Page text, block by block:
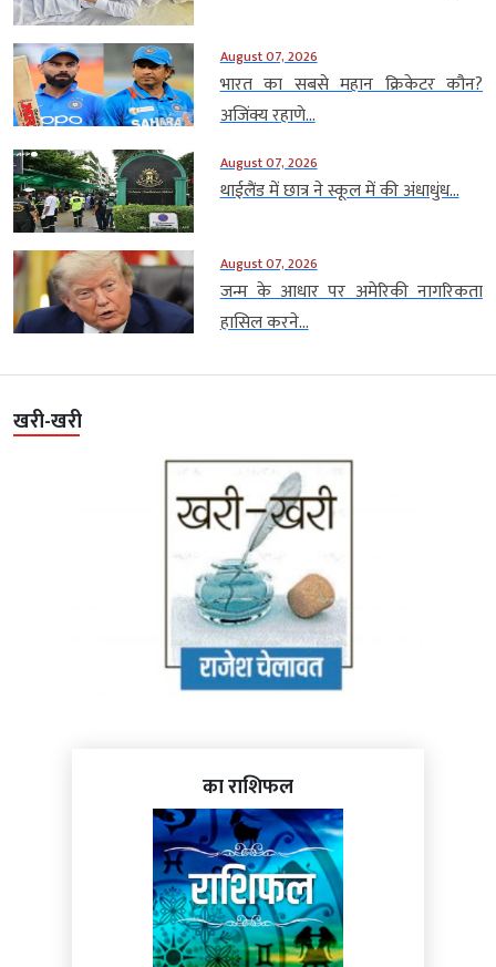
August 07, 2026
भारत का सबसे महान क्रिकेटर कौन?
अजिंक्य रहाणे...
August 07, 2026
थाईलैंड में छात्र ने स्कूल में की अंधाधुंध...
August 07, 2026
जन्म के आधार पर अमेरिकी नागरिकता
हासिल करने...
खरी-खरी
का राशिफल